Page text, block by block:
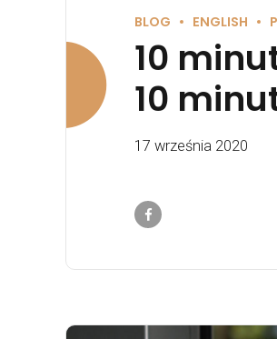
BLOG ENGLISH
10
10
17 września 2020